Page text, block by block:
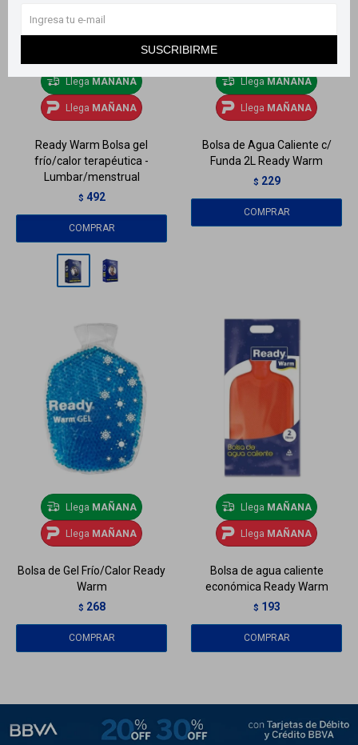
SUSCRIBIRME
Llega MAÑANA
Llega MAÑANA
Ready Warm Bolsa gel
frío/calor terapéutica -
Lumbar/menstrual
$ 492
Llega MAÑANA
Llega MAÑANA
Bolsa de Agua Caliente c/
Funda 2L Ready Warm
$ 229
Llega MAÑANA
Llega MAÑANA
Bolsa de Gel Frío/Calor Ready
Warm
$ 268
Llega MAÑANA
Llega MAÑANA
Bolsa de agua caliente
económica Ready Warm
$ 193